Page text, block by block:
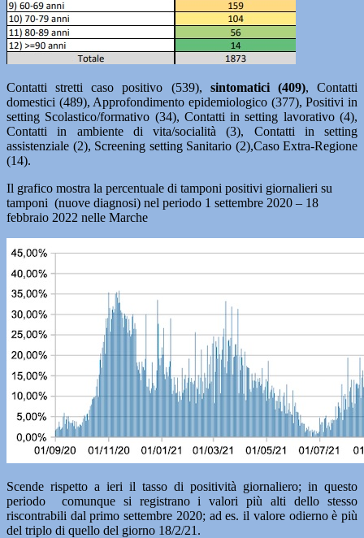
Contatti stretti caso positivo (539), sintomatici (409), Contatti
domestici (489), Approfondimento epidemiologico (377), Positivi in
setting Scolastico/formativo (34), Contatti in setting lavorativo (4),
Contatti in ambiente di vita/socialità (3), Contatti in setting
assistenziale (2), Screening setting Sanitario (2),Caso Extra-Regione
(14).
Il grafico mostra la percentuale di tamponi positivi giornalieri su
tamponi (nuove diagnosi) nel periodo 1 settembre 2020 – 18
febbraio 2022 nelle Marche
Scende rispetto a ieri il tasso di positività giornaliero; in questo
periodo comunque si registrano i valori più alti dello stesso
riscontrabili dal primo settembre 2020; ad es. il valore odierno è più
del triplo di quello del giorno 18/2/21.